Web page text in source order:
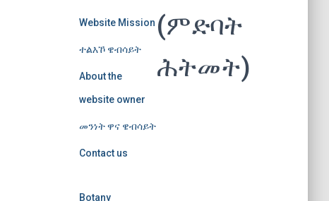
Website Mission
ተልእኾ ዌብሳይት
About the
website owner
መንነት ዋና ዌብሳይት
Contact us
(ምድባት
ሕትመት)
Botany